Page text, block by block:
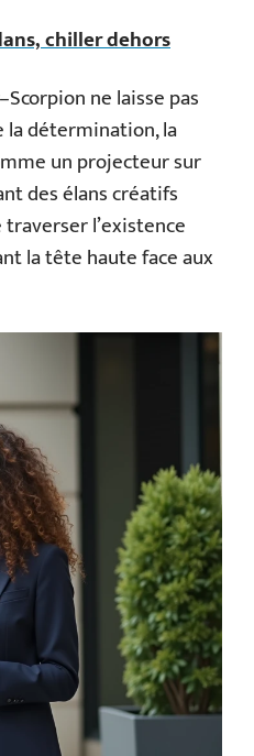
chiller dehors
ne laisse pas
la détermination, la
un projecteur sur
des élans créatifs
l’existence
la tête haute face aux